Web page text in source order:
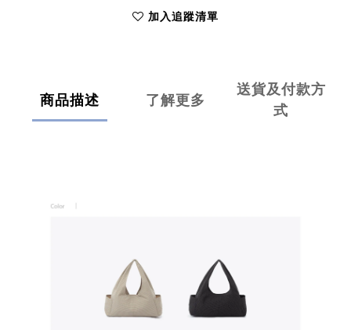
加入追蹤清單
商品描述 了解更多
送貨及付款方
式